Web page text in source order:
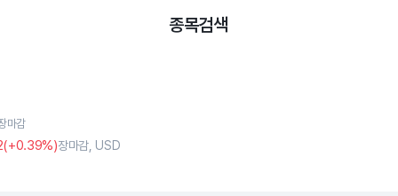
종목검색
마감
(+0.39%)장마감, USD